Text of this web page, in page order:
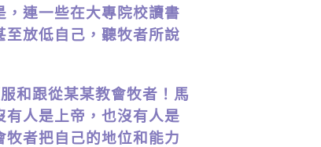
連一些在大專院校讀書
放低自己，聽牧者所說
和跟從某某教會牧者！馬
人是上帝，也沒有人是
牧者把自己的地位和能力